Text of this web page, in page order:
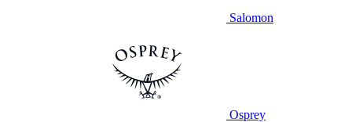
Salomon
Osprey